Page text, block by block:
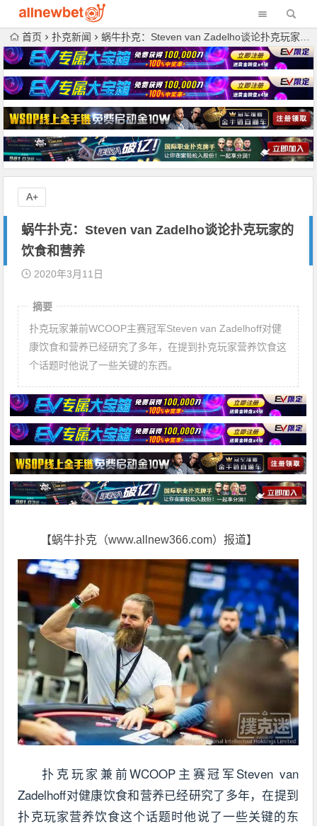
首页 扑克新闻 蜗牛扑克：Steven van Zadelho谈论扑克玩家的饮食和营养
蜗牛扑克：Steven van Zadelho谈论扑克玩家的
饮食和营养
2020年3月11日
摘要
扑克玩家兼前WCOOP主赛冠军Steven van Zadelhoff对健
康饮食和营养已经研究了多年，在提到扑克玩家营养饮食这
个话题时他说了一些关键的东西。
【蜗牛扑克（www.allnew366.com）报道】
扑克玩家兼前WCOOP主赛冠军Steven van
Zadelhoff对健康饮食和营养已经研究了多年，在提到
扑克玩家营养饮食这个话题时他说了一些关键的东
A+